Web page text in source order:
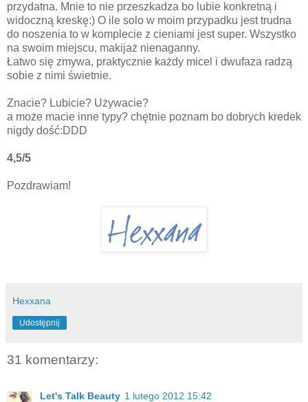
przydatna. Mnie to nie przeszkadza bo lubie konkretną i
widoczną kreskę:) O ile solo w moim przypadku jest trudna
do noszenia to w komplecie z cieniami jest super. Wszystko
na swoim miejscu, makijaż nienaganny.
Łatwo się zmywa, praktycznie każdy micel i dwufaza radzą
sobie z nimi świetnie.
Znacie? Lubicie? Używacie?
a może macie inne typy? chętnie poznam bo dobrych kredek
nigdy dość:DDD
4,5/5
Pozdrawiam!
Hexxana
Udostępnij
31 komentarzy:
Let's Talk Beauty 1 lutego 2012 15:42